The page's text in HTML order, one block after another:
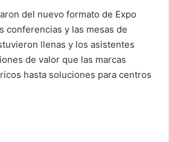
del nuevo formato de Expo
conferencias y las mesas de
llenas y los asistentes
de valor que las marcas
hasta soluciones para centros